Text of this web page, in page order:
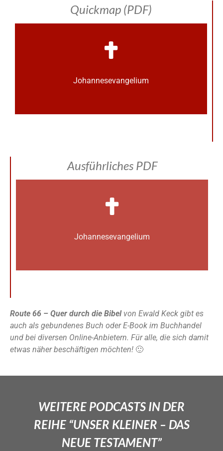
Quickmap (PDF)
Johannes­­evangelium
Ausführliches PDF
Johannes­­evangelium
Route 66 – Quer durch die Bibel von Ewald Keck gibt es
auch als gebundenes Buch oder E-Book im Buchhandel
und bei diversen Online-Anbietern. Für alle, die sich damit
etwas näher beschäftigen möchten! 🙂
WEITERE PODCASTS IN DER
REIHE “UNSER KLEINER – DAS
NEUE TESTAMENT”